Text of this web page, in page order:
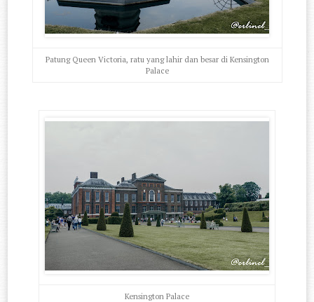
Patung Queen Victoria, ratu yang lahir dan besar di Kensington
Palace
Kensington Palace